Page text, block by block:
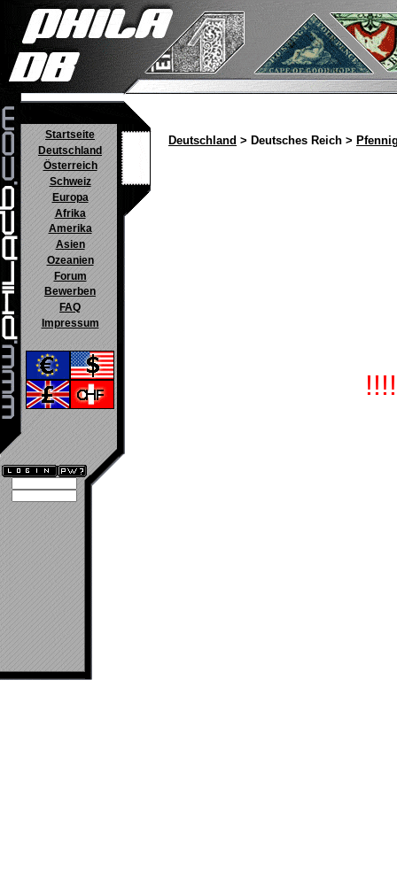
Startseite
Deutschland
Österreich
Schweiz
Europa
Afrika
Amerika
Asien
Ozeanien
Forum
Bewerben
FAQ
Impressum
Deutschland > Deutsches Reich >